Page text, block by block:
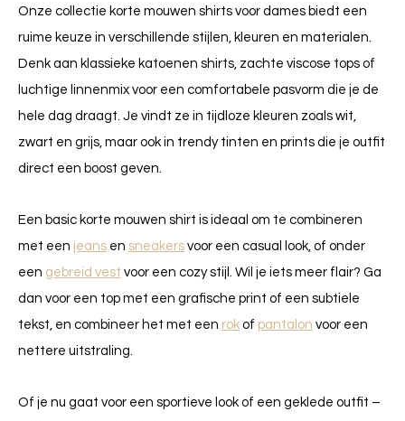
Onze collectie korte mouwen shirts voor dames biedt een
ruime keuze in verschillende stijlen, kleuren en materialen.
Denk aan klassieke katoenen shirts, zachte viscose tops of
luchtige linnenmix voor een comfortabele pasvorm die je de
hele dag draagt. Je vindt ze in tijdloze kleuren zoals wit,
zwart en grijs, maar ook in trendy tinten en prints die je outfit
direct een boost geven.
Een basic korte mouwen shirt is ideaal om te combineren
met een jeans en sneakers voor een casual look, of onder
een gebreid vest voor een cozy stijl. Wil je iets meer flair? Ga
dan voor een top met een grafische print of een subtiele
tekst, en combineer het met een rok of pantalon voor een
nettere uitstraling.
Of je nu gaat voor een sportieve look of een geklede outfit –